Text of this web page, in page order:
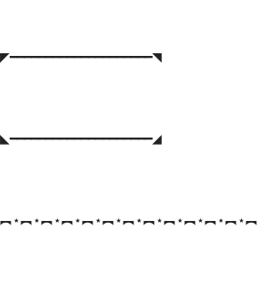
◤━━━━━━━━━━━━━━━━━━━━◥
◣━━━━━━━━━━━━━━━━━━━━◢
︻⋆︻⋆︻⋆︻⋆︻⋆︻⋆︻⋆︻⋆︻⋆︻⋆︻⋆︻⋆︻